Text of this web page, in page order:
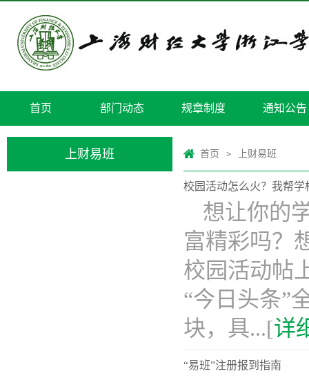
首页 部门动态 规章制度 通知公告
上财易班 首页 > 上财易班
校园活动怎么火？我帮学
想让你的
富精彩吗？
校园活动帖
“今日头条”
块，具...[详
“易班”注册报到指南